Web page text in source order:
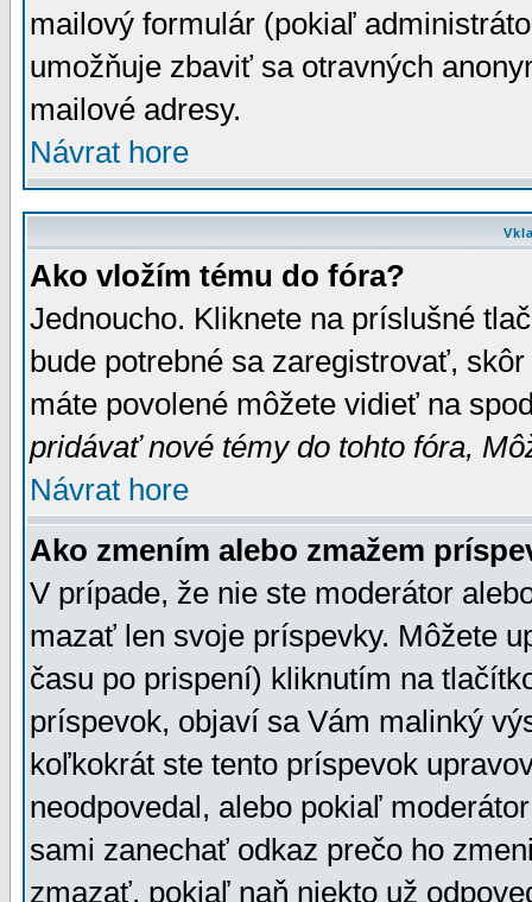
mailový formulár (pokiaľ
umožňuje zbaviť sa otravných
mailové adresy.
Návrat hore
Ako vložím tému do fóra?
Jednoucho. Kliknete na príslušné
bude potrebné sa zaregistrovať,
máte povolené môžete vidieť na
pridávať nové témy do tohto fóra,
Návrat hore
Ako zmením alebo zmažem
V prípade, že nie ste moderátor
mazať len svoje príspevky. Môžete
času po prispení) kliknutím na
príspevok, objaví sa Vám malinký
koľkokrát ste tento príspevok
neodpovedal, alebo pokiaľ
sami zanechať odkaz prečo ho
zmazať, pokiaľ naň niekto už